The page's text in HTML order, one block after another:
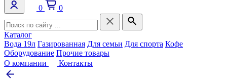
0 0
Каталог
Вода 19л Газированная Для семьи Для спорта Кофе
Оборудование Прочие товары
О компании
Контакты